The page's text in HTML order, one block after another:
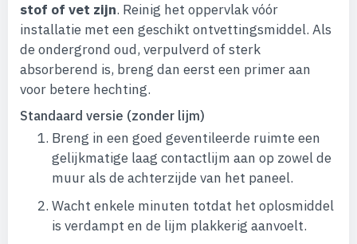
stof of vet zijn. Reinig het oppervlak vóór
installatie met een geschikt ontvettingsmiddel. Als
de ondergrond oud, verpulverd of sterk
absorberend is, breng dan eerst een primer aan
voor betere hechting.
Standaard versie (zonder lijm)
Breng in een goed geventileerde ruimte een
gelijkmatige laag contactlijm aan op zowel de
muur als de achterzijde van het paneel.
Wacht enkele minuten totdat het oplosmiddel
is verdampt en de lijm plakkerig aanvoelt.